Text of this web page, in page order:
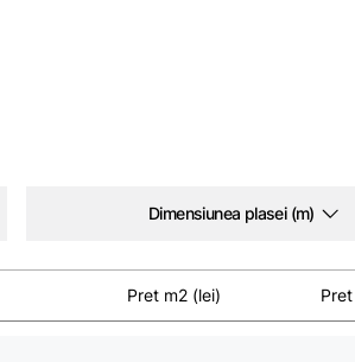
Dimensiunea plasei (m)
Pret m2 (lei)